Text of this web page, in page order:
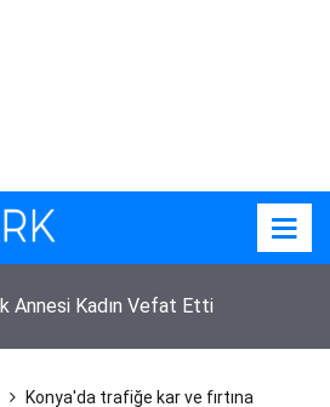
Annesi Kadın Vefat Etti
Konya'da trafiğe kar ve fırtına